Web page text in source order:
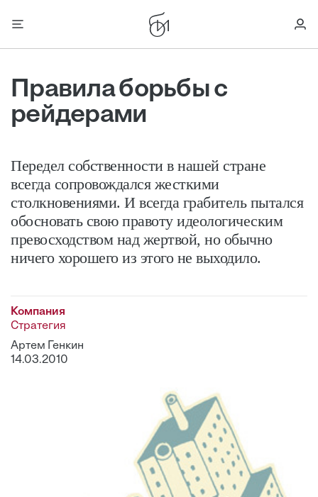
Правила борьбы с
рейдерами
Передел собственности в нашей стране
всегда сопровождался жесткими
столкновениями. И всегда грабитель пытался
обосновать свою правоту идеологическим
превосходством над жертвой, но обычно
ничего хорошего из этого не выходило.
Компания
Стратегия
Артем Генкин
14.03.2010